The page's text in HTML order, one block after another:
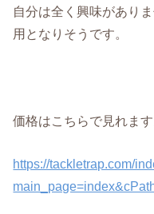
自分は全く興味があり
用となりそうです。
価格はこちらで見れます
https://tackletrap.com/